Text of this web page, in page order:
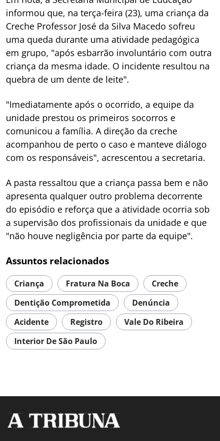
informou que, na terça-feira (23), uma criança da
Creche Professor José da Silva Macedo sofreu
uma queda durante uma atividade pedagógica
em grupo, "após esbarrão involuntário com outra
criança da mesma idade. O incidente resultou na
quebra de um dente de leite".
"Imediatamente após o ocorrido, a equipe da
unidade prestou os primeiros socorros e
comunicou a família. A direção da creche
acompanhou de perto o caso e manteve diálogo
com os responsáveis", acrescentou a secretaria.
A pasta ressaltou que a criança passa bem e não
apresenta qualquer outro problema decorrente
do episódio e reforça que a atividade ocorria sob
a supervisão dos profissionais da unidade e que
"não houve negligência por parte da equipe".
Assuntos relacionados
Criança Fratura Na Boca
Creche
Dentição Comprometida
Denúncia
Acidente
Registro
Vale Do Ribeira
Interior De São Paulo